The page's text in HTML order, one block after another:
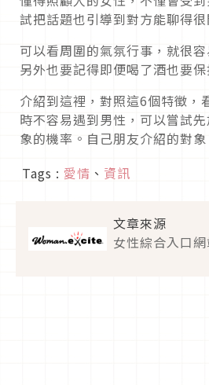
試把話題也引導到對方能聊得
可以看周圍的氣氛行事，就很
另外也要記得即便喝了酒也要保
介紹到這裡，對照這6個特徵，
時不容易遇到男性，可以嘗試
象的機率。自己朋友介紹的對
Tags : 愛情 、 資訊
文章來源
女性綜合入口